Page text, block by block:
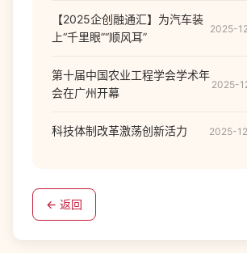
【2025企创融通汇】为汽车装
上“千里眼”“顺风耳”
2025-
第十届中国农业工程学会学术年
会在广州开幕
2025-
科技体制改革激荡创新活力 2025-
← 返回